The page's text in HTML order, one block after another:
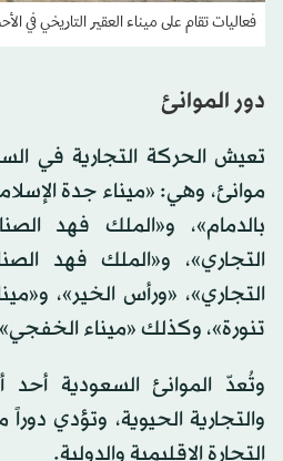
فعاليات تقام على ميناء العقير التاريخي في
دور الموانئ
موانئ، وهي: «ميناء جدة
بالدمام»، و«الملك فهد
التجاري»، و«الملك فهد
التجاري»، «ورأس الخير»،
تنورة»، وكذلك «ميناء
وتُعدّ الموانئ السعودية أحد
والتجارية الحيوية، وتؤدي
التجارة الإقليمية والدولية.